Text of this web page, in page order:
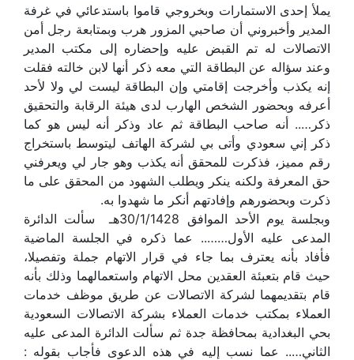
يملأ إحدى الاستمارات وبخروجي قاموا باستدعائي في غرفة
المدير وأخبروني أن صاحبي المزور هرب وبمتابعة رجل أمن
الاتصالات له تم القبض عليه وإحضاره إلى مكتب المدير
وعند سؤاله عن البطاقة التي معه ذكر أنها لابن خالته فقلت
إنه يكذب وأخرجت إقامتي وإن البطاقة ليست لي ولا لأحد
أعرفه وبحضور الشخص الهارب لدى هيئة الرقابة والتحقيق
ذكر….. أنه صاحب البطاقة ثم عاد وذكر أنه ليس هو كما
ذكر إني سعودي وأتى بي لشركة الهاتف ليتوسط باستخراج
رقم مميز، فذكرت للمحقق أنه يكذب وهو جار لي ويعرفني
حق المعرفة ولكنه ينكر ويطلب الشهود من المحقق على ما
ذكرت وبحضورهم وإفادتهم أنكر ما شهدوا به.
وبجلسة يوم الأحد الموافق 30/1/1428هـ سألت الدائرة
المدعى عليه الأول…….. عما ذكره في الجلسة الماضية
فأفاد بأنه يعترف بما جاء في قرار الاتهام جملة وتفصيلا،
حيث قام بتعبئة العقدين محل الاتهام واستعمالهما وذلك بأنه
قام بتقديمهما لشركة الاتصالات عن طريق موظف خدمات
العملاء بمكتب خدمات العملاء بشركة الاتصالات السعودية
بحي البغدادية بمحافظة جدة ثم سألت الدائرة المدعى عليه
الثاني….. عما نسب إليه في هذه الدعوى فأجاب بقوله :